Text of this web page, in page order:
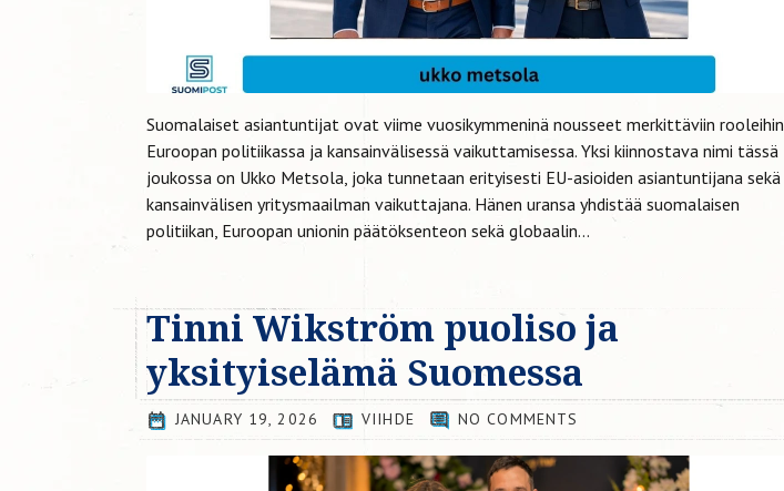
Suomalaiset asiantuntijat ovat viime vuosikymmeninä nousseet merkittäviin rooleihin
Euroopan politiikassa ja kansainvälisessä vaikuttamisessa. Yksi kiinnostava nimi tässä
joukossa on Ukko Metsola, joka tunnetaan erityisesti EU-asioiden asiantuntijana sekä
kansainvälisen yritysmaailman vaikuttajana. Hänen uransa yhdistää suomalaisen
politiikan, Euroopan unionin päätöksenteon sekä globaalin...
Tinni Wikström puoliso ja
yksityiselämä Suomessa
JANUARY 19, 2026 VIIHDE NO COMMENTS